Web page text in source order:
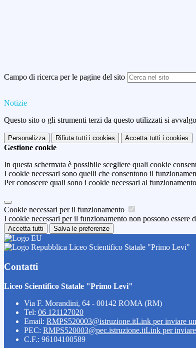
Campo di ricerca per le pagine del sito
Notizie
Questo sito o gli strumenti terzi da questo utilizzati si
Personalizza Rifiuta tutti i cookies Accetta tutti i cookies
Gestione cookie
In questa schermata è possibile scegliere quali cookie
I cookie necessari sono quelli che consentono il
Per conoscere quali sono i cookie necessari al
Cookie necessari per il funzionamento
I cookie necessari per il funzionamento non possono
Accetta tutti Salva le preferenze
Liceo Scientifico Statale "Primo Levi"
Contatti
Liceo Scientifico Statale "Primo Levi"
Via F. Morandini, 64 - 00142 ROMA (RM)
Tel: 06 121127020
Email: RMPS520003@istruzione.itLink per inviare
PEC: RMPS520003@pec.istruzione.itLink per
C.F.: 96104100589